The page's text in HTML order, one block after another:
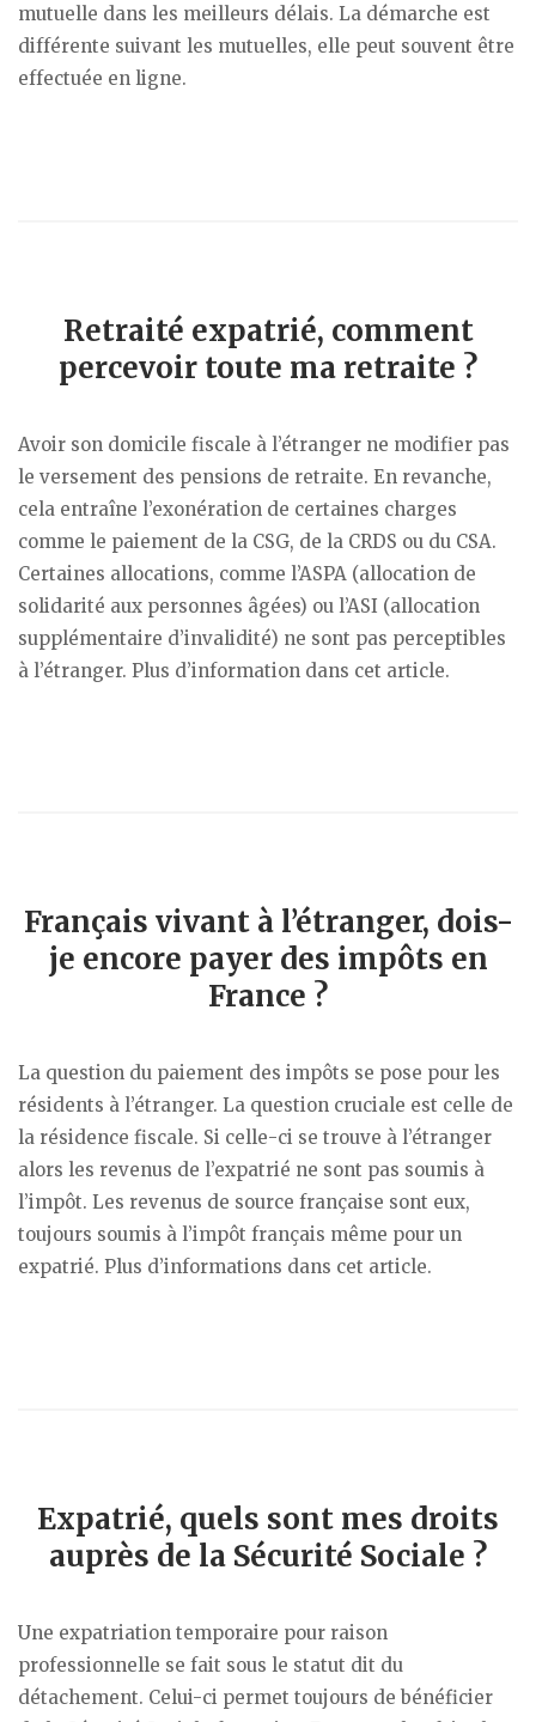
mutuelle dans les meilleurs délais. La démarche est
différente suivant les mutuelles, elle peut souvent être
effectuée en ligne.
Retraité expatrié, comment
percevoir toute ma retraite ?
Avoir son domicile fiscale à l’étranger ne modifier pas
le versement des pensions de retraite. En revanche,
cela entraîne l’exonération de certaines charges
comme le paiement de la CSG, de la CRDS ou du CSA.
Certaines allocations, comme l’ASPA (allocation de
solidarité aux personnes âgées) ou l’ASI (allocation
supplémentaire d’invalidité) ne sont pas perceptibles
à l’étranger. Plus d’information dans cet article.
Français vivant à l’étranger, dois-
je encore payer des impôts en
France ?
La question du paiement des impôts se pose pour les
résidents à l’étranger. La question cruciale est celle de
la résidence fiscale. Si celle-ci se trouve à l’étranger
alors les revenus de l’expatrié ne sont pas soumis à
l’impôt. Les revenus de source française sont eux,
toujours soumis à l’impôt français même pour un
expatrié. Plus d’informations dans cet article.
Expatrié, quels sont mes droits
auprès de la Sécurité Sociale ?
Une expatriation temporaire pour raison
professionnelle se fait sous le statut dit du
détachement. Celui-ci permet toujours de bénéficier